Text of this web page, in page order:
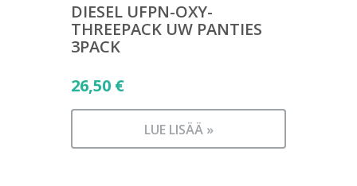
DIESEL UFPN-OXY-
THREEPACK UW PANTIES
3PACK
26,50 €
LUE LISÄÄ »